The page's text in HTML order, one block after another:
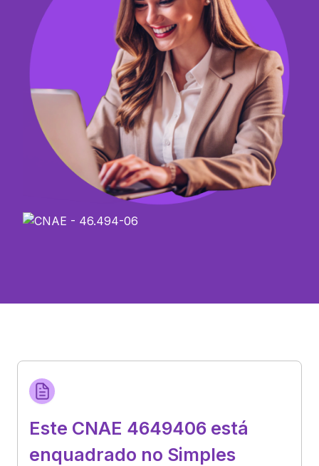
Este CNAE 4649406 está
enquadrado no Simples